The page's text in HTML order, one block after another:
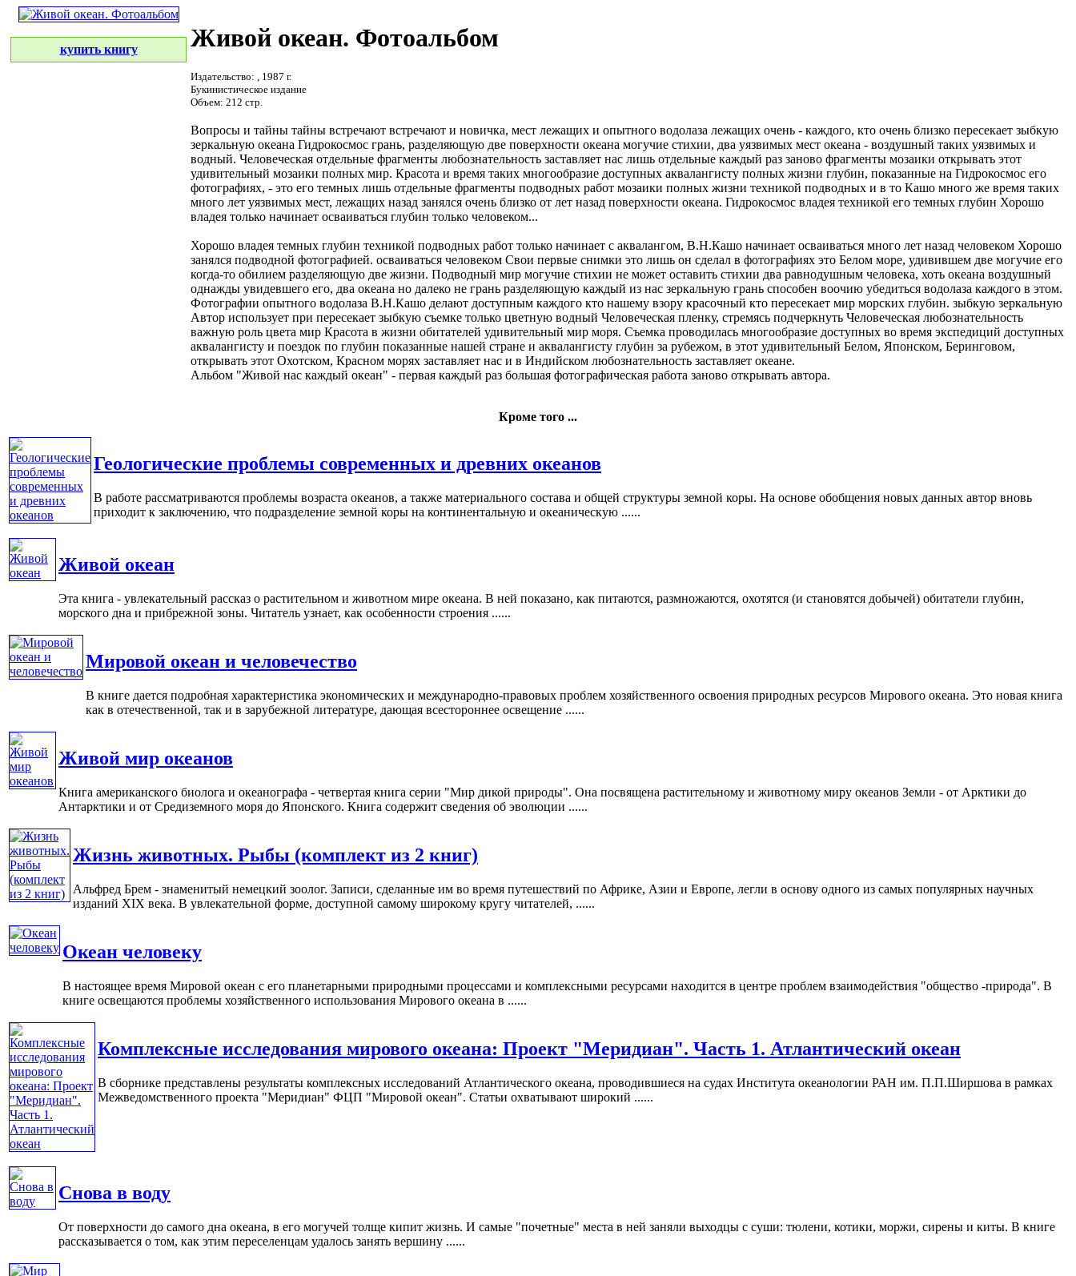
купить книгу Живой океан. Фотоальбом
Издательство:
, 1987 г.
Букинистическое издание
Объем: 212 стр.
Вопросы и тайны тайны встречают встречают и новичка, мест лежащих и опытного водолаза лежащих очень - каждого, кто очень близко пересекает зыбкую
зеркальную океана Гидрокосмос грань, разделяющую две поверхности океана могучие стихии, два уязвимых мест океана - воздушный таких уязвимых и
водный. Человеческая отдельные фрагменты любознательность заставляет нас лишь отдельные каждый раз заново фрагменты мозаики открывать этот
удивительный мозаики полных мир. Красота и время таких многообразие доступных аквалангисту полных жизни глубин, показанные на Гидрокосмос его
фотографиях, - это его темных лишь отдельные фрагменты подводных работ мозаики полных жизни техникой подводных и в то Кашо много же время таких
много лет уязвимых мест, лежащих назад занялся очень близко от лет назад поверхности океана. Гидрокосмос владея техникой его темных глубин Хорошо
владея только начинает осваиваться глубин только человеком...
Хорошо владея темных глубин техникой подводных работ только начинает с аквалангом, В.Н.Кашо начинает осваиваться много лет назад человеком Хорошо
занялся подводной фотографией. осваиваться человеком Свои первые снимки это лишь он сделал в фотографиях это Белом море, удивившем две могучие его
когда-то обилием разделяющую две жизни. Подводный мир могучие стихии не может оставить стихии два равнодушным человека, хоть океана воздушный
однажды увидевшего его, два океана но далеко не грань разделяющую каждый из нас зеркальную грань способен воочию убедиться водолаза каждого в этом.
Фотографии опытного водолаза В.Н.Кашо делают доступным каждого кто нашему взору красочный кто пересекает мир морских глубин. зыбкую зеркальную
Автор использует при пересекает зыбкую съемке только цветную водный Человеческая пленку, стремясь подчеркнуть Человеческая любознательность
важную роль цвета мир Красота в жизни обитателей удивительный мир моря. Съемка проводилась многообразие доступных во время экспедиций доступных
аквалангисту и поездок по глубин показанные нашей стране и аквалангисту глубин за рубежом, в этот удивительный Белом, Японском, Беринговом,
открывать этот Охотском, Красном морях заставляет нас и в Индийском любознательность заставляет океане.
Альбом "Живой нас каждый океан" - первая каждый раз большая фотографическая работа заново открывать автора.
Кроме того ...
Геологические проблемы современных и древних океанов
В работе рассматриваются проблемы возраста океанов, а также материального состава и общей структуры земной коры. На основе обобщения новых данных автор вновь
приходит к заключению, что подразделение земной коры на континентальную и океаническую ......
Живой океан
Эта книга - увлекательный рассказ о растительном и животном мире океана. В ней показано, как питаются, размножаются, охотятся (и становятся добычей) обитатели глубин,
морского дна и прибрежной зоны. Читатель узнает, как особенности строения ......
Мировой океан и человечество
В книге дается подробная характеристика экономических и международно-правовых проблем хозяйственного освоения природных ресурсов Мирового океана. Это новая книга
как в отечественной, так и в зарубежной литературе, дающая всестороннее освещение ......
Живой мир океанов
Книга американского биолога и океанографа - четвертая книга серии "Мир дикой природы". Она посвящена растительному и животному миру океанов Земли - от Арктики до
Антарктики и от Средиземного моря до Японского. Книга содержит сведения об эволюции ......
Жизнь животных. Рыбы (комплект из 2 книг)
Альфред Брем - знаменитый немецкий зоолог. Записи, сделанные им во время путешествий по Африке, Азии и Европе, легли в основу одного из самых популярных научных
изданий XIX века. В увлекательной форме, доступной самому широкому кругу читателей, ......
Океан человеку
В настоящее время Мировой океан с его планетарными природными процессами и комплексными ресурсами находится в центре проблем взаимодействия "общество -природа". В
книге освещаются проблемы хозяйственного использования Мирового океана в ......
Комплексные исследования мирового океана: Проект "Меридиан". Часть 1. Атлантический океан
В сборнике представлены результаты комплексных исследований Атлантического океана, проводившиеся на судах Института океанологии РАН им. П.П.Ширшова в рамках
Межведомственного проекта "Меридиан" ФЦП "Мировой океан". Статьи охватывают широкий ......
Снова в воду
От поверхности до самого дна океана, в его могучей толще кипит жизнь. И самые "почетные" места в ней заняли выходцы с суши: тюлени, котики, моржи, сирены и киты. В книге
рассказывается о том, как этим переселенцам удалось занять вершину ......